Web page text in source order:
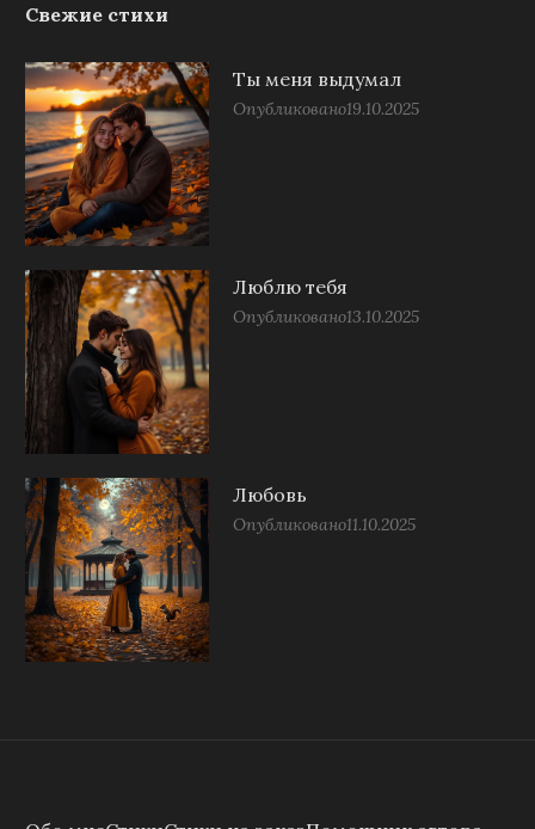
Свежие стихи
Ты меня выдумал
Опубликовано19.10.2025
Люблю тебя
Опубликовано13.10.2025
Любовь
Опубликовано11.10.2025